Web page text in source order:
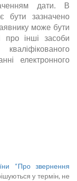
дати. В
бути зазначено
може бути
про інші засоби
електронного
“Про звернення
у термін, не